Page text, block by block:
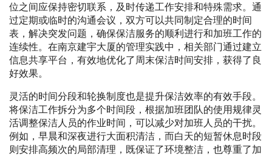
位之间应保持密切联系，及时传递工作安排和特殊需求。通
过定期或临时的沟通会议，双方可以共同制定合理的时间
表，解决突发问题，确保保洁服务的顺利进行和加班工作的
连续性。在南京建宇大厦的管理实践中，相关部门通过建立
信息共享平台，有效地优化了周末保洁时间安排，获得了良
好效果。
灵活的时间分段和轮换制度也是提升保洁效率的有效手段。
将保洁工作拆分为多个时间段，根据加班团队的使用规律灵
活调整保洁人员的作业时间，可以减少对加班人员的干扰。
例如，早晨和深夜进行大面积清洁，而白天的短暂休息时段
则安排高频次的局部清理，既保证了环境整洁，也尊重了加